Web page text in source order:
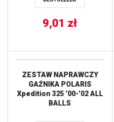
9,01 zł
ZESTAW NAPRAWCZY
GAŹNIKA POLARIS
Xpedition 325 ’00-’02 ALL
BALLS